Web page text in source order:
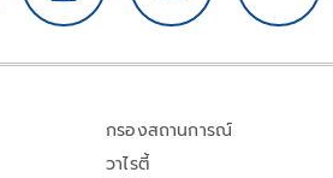
กรองสถานการณ์
วาไรตี้